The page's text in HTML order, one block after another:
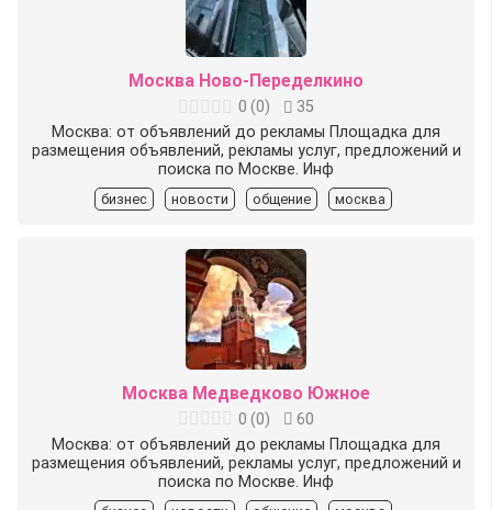
Москва Ново-Переделкино
0 (0)
35
Москва: от объявлений до рекламы Площадка для
размещения объявлений, рекламы услуг, предложений и
поиска по Москве. Инф
бизнес новости общение москва
Москва Медведково Южное
0 (0)
60
Москва: от объявлений до рекламы Площадка для
размещения объявлений, рекламы услуг, предложений и
поиска по Москве. Инф